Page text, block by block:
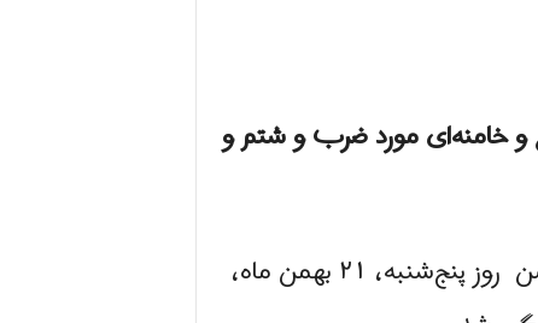
و خامنه‌ای مورد ضرب و شتم و
۲۱ بهمن ماه،